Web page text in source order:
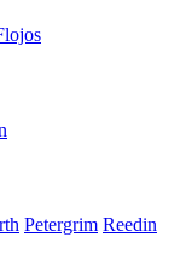
Petergrim Reedin